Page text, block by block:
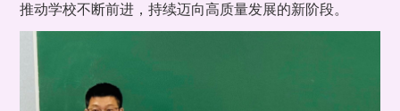
推动学校不断前进，持续迈向高质量发展的新阶段。